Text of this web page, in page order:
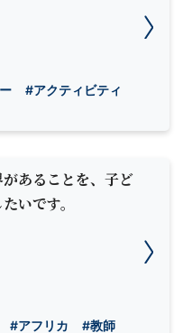
#アクティビティ
あることを、子ど
いです。
#アフリカ #教師